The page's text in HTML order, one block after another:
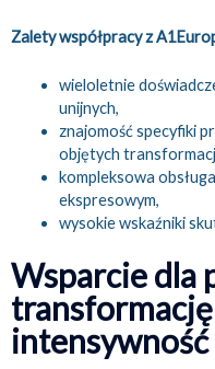
Zalety współpracy z
wieloletnie
unijnych,
znajomość specyfiki
objętych
kompleksowa
ekspresowym,
wysokie wskaźniki
Wsparcie dla